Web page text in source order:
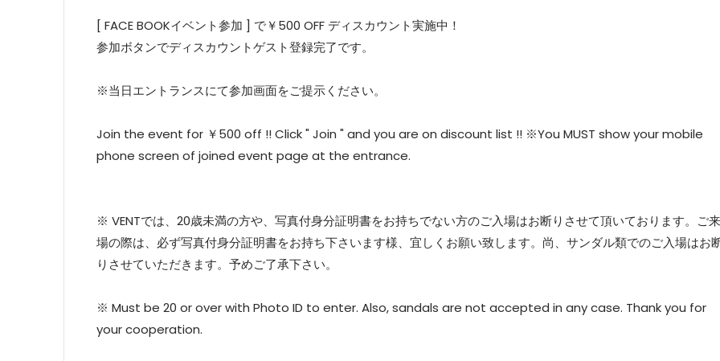
[ FACE BOOKイベント参加 ] で￥500 OFF ディスカウント実施中！
参加ボタンでディスカウントゲスト登録完了です。
※当日エントランスにて参加画面をご提示ください。
Join the event for ￥500 off !! Click " Join " and you are on discount list !! ※You MUST show your mobile
phone screen of joined event page at the entrance.
※ VENTでは、20歳未満の方や、写真付身分証明書をお持ちでない方のご入場はお断りさせて頂いております。ご来
場の際は、必ず写真付身分証明書をお持ち下さいます様、宜しくお願い致します。尚、サンダル類でのご入場はお
りさせていただきます。予めご了承下さい。
※ Must be 20 or over with Photo ID to enter. Also, sandals are not accepted in any case. Thank you for
your cooperation.